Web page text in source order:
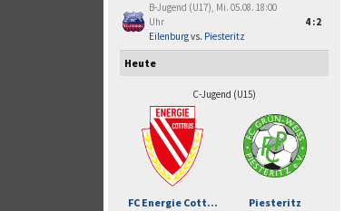
B-Jugend (U17), Mi. 05.08. 18:00
Uhr
Eilenburgvs. Piesteritz
4:2
Heute
C-Jugend (U15)
FC Energie Cott... Piesteritz